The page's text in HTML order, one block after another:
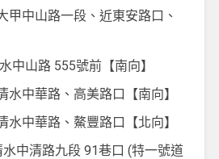
甲中山路一段、近東安路口、
中山路 555號前【南向】
水中華路、高美路口【南向】
水中華路、鰲豐路口【北向】
水中清路九段 91巷口 (特一號道